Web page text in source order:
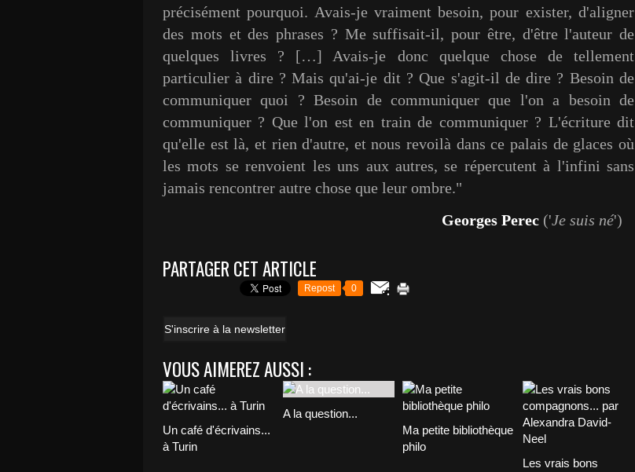
précisément pourquoi. Avais-je vraiment besoin, pour exister, d'aligner
des mots et des phrases ? Me suffisait-il, pour être, d'être l'auteur de
quelques livres ? […] Avais-je donc quelque chose de tellement
particulier à dire ? Mais qu'ai-je dit ? Que s'agit-il de dire ? Besoin de
communiquer quoi ? Besoin de communiquer que l'on a besoin de
communiquer ? Que l'on est en train de communiquer ? L'écriture dit
qu'elle est là, et rien d'autre, et nous revoilà dans ce palais de glaces où
les mots se renvoient les uns aux autres, se répercutent à l'infini sans
jamais rencontrer autre chose que leur ombre."
Georges Perec ('Je suis né')
PARTAGER CET ARTICLE
Repost 0
S'inscrire à la newsletter
VOUS AIMEREZ AUSSI :
Un café d'écrivains...
à Turin
A la question...
Ma petite bibliothèque
philo
Les vrais bons